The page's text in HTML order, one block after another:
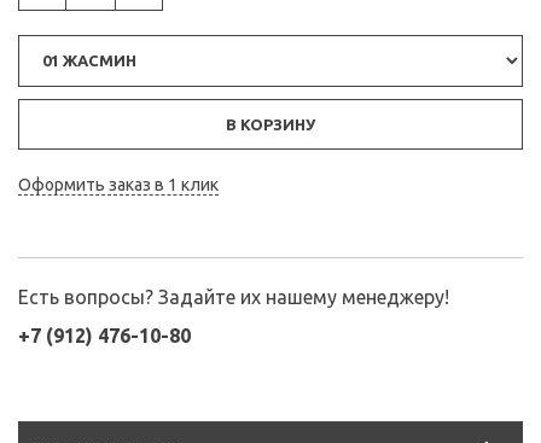
В КОРЗИНУ
Оформить заказ в 1 клик
Есть вопросы? Задайте их нашему менеджеру!
+7 (912) 476-10-80